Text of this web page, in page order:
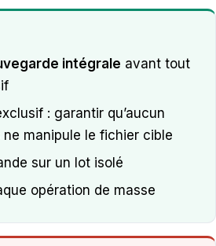
intégrale avant tout
: garantir qu’aucun
manipule le fichier cible
sur un lot isolé
opération de masse